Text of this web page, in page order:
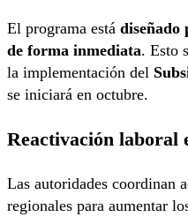
El programa está diseñado
de forma inmediata. Esto
la implementación del
se iniciará en octubre.
Reactivación laboral
Las autoridades coordinan
regionales para aumentar